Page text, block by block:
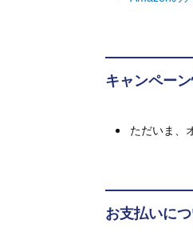
キャンペー
ただいま、
お支払いに